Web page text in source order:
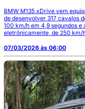
BMW M135 xDrive vem
de desenvolver 317 cavalos
100 km/h em 4,9 segundos
eletrônicamente, de 250 km/
07/03/2026 às 06:00